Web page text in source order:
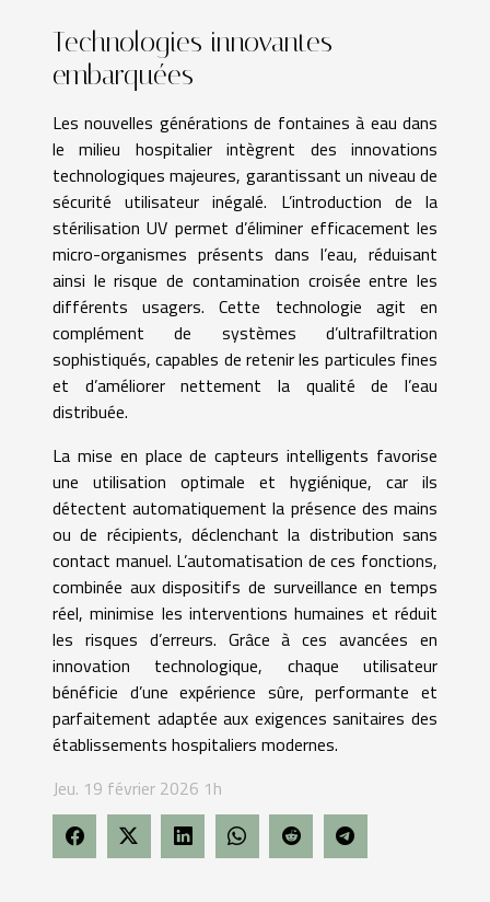
Technologies innovantes
embarquées
Les nouvelles générations de fontaines à eau dans
le milieu hospitalier intègrent des innovations
technologiques majeures, garantissant un niveau de
sécurité utilisateur inégalé. L’introduction de la
stérilisation UV permet d’éliminer efficacement les
micro-organismes présents dans l’eau, réduisant
ainsi le risque de contamination croisée entre les
différents usagers. Cette technologie agit en
complément de systèmes d’ultrafiltration
sophistiqués, capables de retenir les particules fines
et d’améliorer nettement la qualité de l’eau
distribuée.
La mise en place de capteurs intelligents favorise
une utilisation optimale et hygiénique, car ils
détectent automatiquement la présence des mains
ou de récipients, déclenchant la distribution sans
contact manuel. L’automatisation de ces fonctions,
combinée aux dispositifs de surveillance en temps
réel, minimise les interventions humaines et réduit
les risques d’erreurs. Grâce à ces avancées en
innovation technologique, chaque utilisateur
bénéficie d’une expérience sûre, performante et
parfaitement adaptée aux exigences sanitaires des
établissements hospitaliers modernes.
Jeu. 19 février 2026 1h